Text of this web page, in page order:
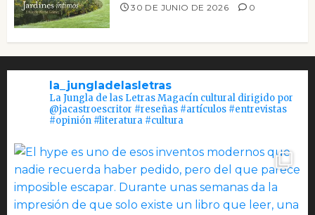
30 DE JUNIO DE 2026 0
la_jungladelasletras
La Jungla de las Letras Magacín cultural dirigido por
@jacastroescritor #reseñas #artículos #entrevistas
#opinión #literatura #cultura